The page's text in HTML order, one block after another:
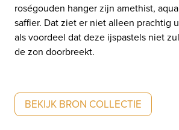
roségouden hanger zijn amethist,
saffier. Dat ziet er niet alleen prachtig
als voordeel dat deze ijspastels niet
de zon doorbreekt.
BEKIJK BRON COLLECTIE